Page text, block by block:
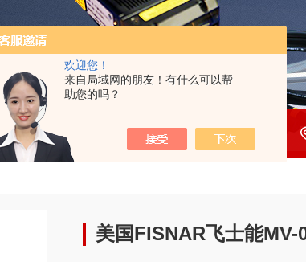
欢迎您！
来自局域网的朋友！有什么可以帮
助您的吗？
美国FISNAR飞士能